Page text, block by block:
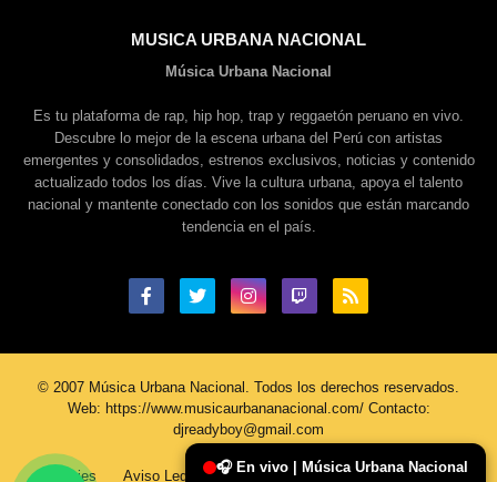
🎧 En vivo | Música Urbana Nacional
MUSICA URBANA NACIONAL
Música Urbana Nacional
Es tu plataforma de rap, hip hop, trap y reggaetón peruano en vivo.
Descubre lo mejor de la escena urbana del Perú con artistas
emergentes y consolidados, estrenos exclusivos, noticias y contenido
actualizado todos los días. Vive la cultura urbana, apoya el talento
nacional y mantente conectado con los sonidos que están marcando
tendencia en el país.
© 2007 Música Urbana Nacional. Todos los derechos reservados.
Web: https://www.musicaurbananacional.com/ Contacto:
djreadyboy@gmail.com
Cookies Aviso Legal Política De Privacidad Contacto